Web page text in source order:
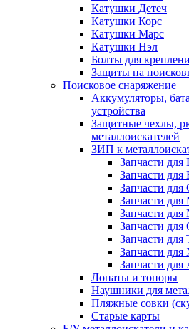
Катушки Детеч
Катушки Корс
Катушки Марс
Катушки Нэл
Болты для
Защиты на
Поисковое снаряжение
Аккумуляторы,
устройства
Защитные чехлы,
металлоискателей
ЗИП к
Запчасти для
Запчасти для
Запчасти для
Запчасти для
Запчасти
Запчасти для
Запчасти для
Запчасти для
Запчасти
Лопаты и топоры
Наушники для
Пляжные совки
Старые карты